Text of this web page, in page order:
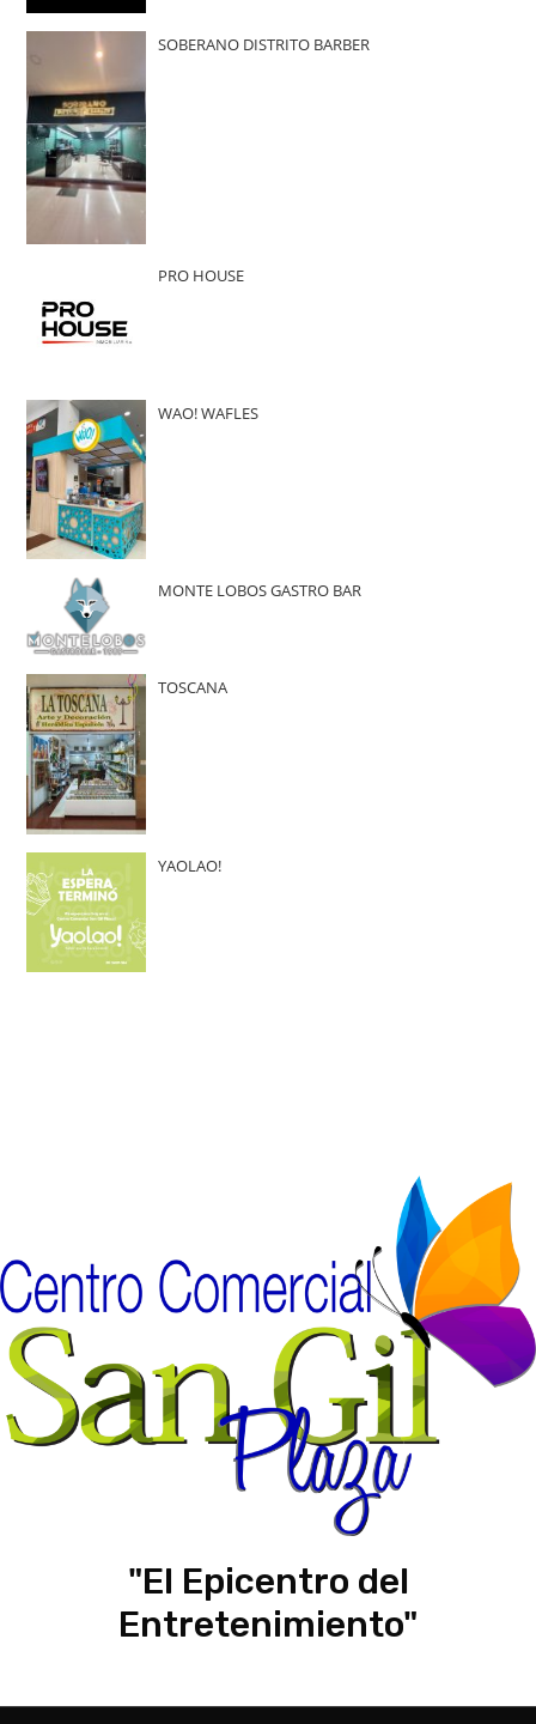
SOBERANO DISTRITO BARBER
PRO HOUSE
WAO! WAFLES
MONTE LOBOS GASTRO BAR
TOSCANA
YAOLAO!
"El Epicentro del
Entretenimiento"